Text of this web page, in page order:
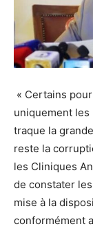
« Certains
uniquement les
traque la
reste la
les Cliniques
de constater
mise à la
conformément